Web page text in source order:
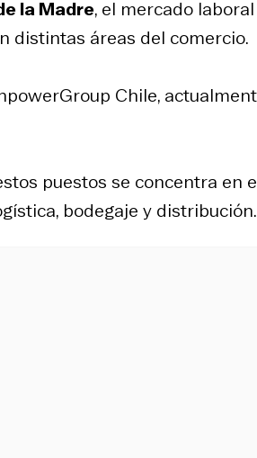
la Madre, el mercado
distintas áreas del comercio.
Chile,
puestos se concentra en
bodegaje y distribución.